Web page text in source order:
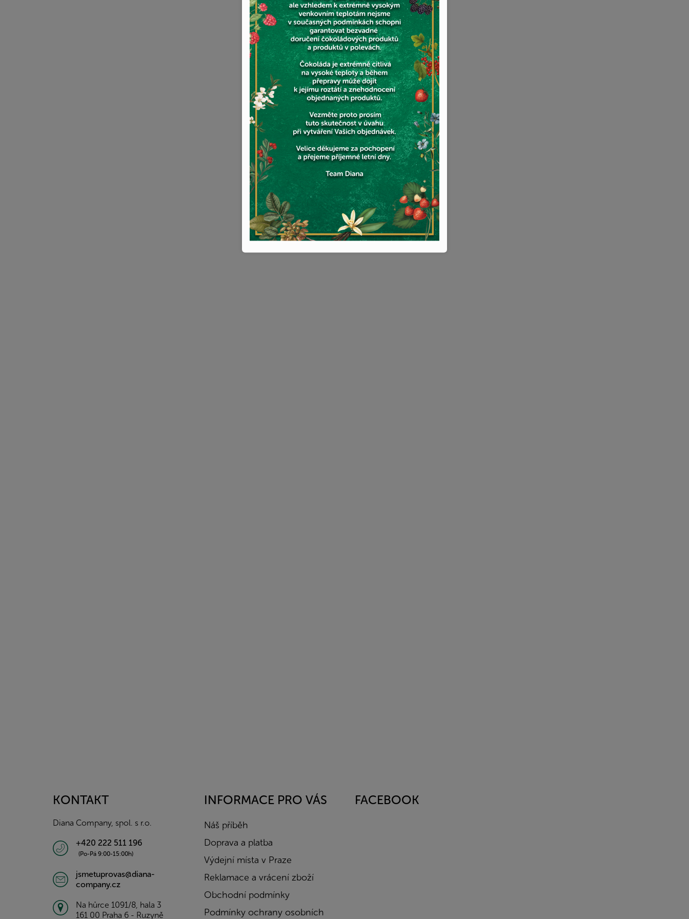
KONTAKT
Diana Company, spol. s r.o.
+420 222 511 196
(Po-Pá 9:00-15:00h)
jsmetuprovas@diana-
company.cz
Na hůrce 1091/8, hala 3
161 00 Praha 6 - Ruzyně
INFORMACE PRO VÁS
Náš příběh
Doprava a platba
Výdejní místa v Praze
Reklamace a vrácení zboží
Obchodní podmínky
Podmínky ochrany osobních
FACEBOOK